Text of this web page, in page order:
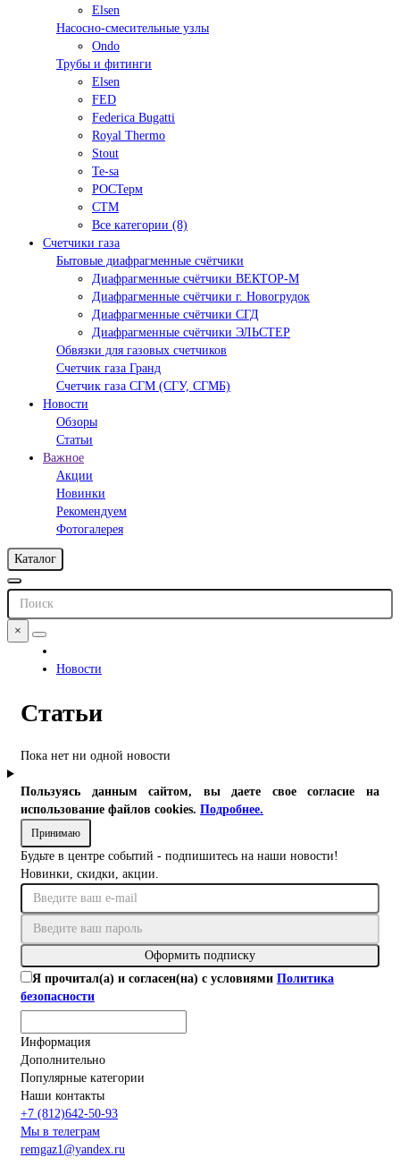
Elsen
Насосно-смесительные узлы
Ondo
Трубы и фитинги
Elsen
FED
Federica Bugatti
Royal Thermo
Stout
Te-sa
РОСТерм
СТМ
Все категории (8)
Счетчики газа
Бытовые диафрагменные счётчики
Диафрагменные счётчики ВЕКТОР-М
Диафрагменные счётчики г. Новогрудок
Диафрагменные счётчики СГД
Диафрагменные счётчики ЭЛЬСТЕР
Обвязки для газовых счетчиков
Счетчик газа Гранд
Счетчик газа СГМ (СГУ, СГМБ)
Новости
Обзоры
Статьи
Важное
Акции
Новинки
Рекомендуем
Фотогалерея
Каталог
×
Новости
Статьи
Пока нет ни одной новости
Пользуясь данным сайтом, вы даете свое согласие на
использование файлов cookies. Подробнее.
Принимаю
Будьте в центре событий - подпишитесь на наши новости!
Новинки, скидки, акции.
Оформить подписку
Я прочитал(а) и согласен(на) с условиями Политика
безопасности
Информация
Дополнительно
Популярные категории
Наши контакты
+7 (812)642-50-93
Мы в телеграм
remgaz1@yandex.ru